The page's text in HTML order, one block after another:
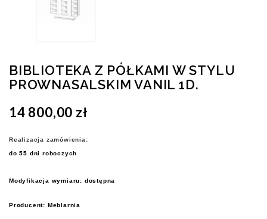
BIBLIOTEKA Z PÓŁKAMI W STYLU
PROWNASALSKIM VANIL 1D.
14 800,00 zł
Realizacja zamówienia:
do 55 dni roboczych
Modyfikacja wymiaru: dostępna
Producent: Meblarnia